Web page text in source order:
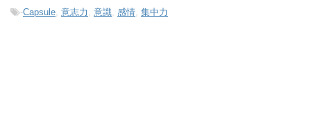
-Capsule, 意志力 , 意識, 感情, 集中力